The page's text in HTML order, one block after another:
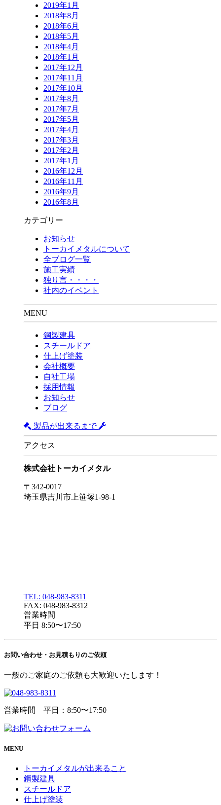
2019年1月
2018年8月
2018年6月
2018年5月
2018年4月
2018年1月
2017年12月
2017年11月
2017年10月
2017年8月
2017年7月
2017年5月
2017年4月
2017年3月
2017年2月
2017年1月
2016年12月
2016年11月
2016年9月
2016年8月
カテゴリー
お知らせ
トーカイメタルについて
全ブログ一覧
施工実績
独り言・・・・
社内のイベント
MENU
鋼製建具
スチールドア
仕上げ塗装
会社概要
自社工場
採用情報
お知らせ
ブログ
製品が出来るまで
アクセス
株式会社トーカイメタル
〒342-0017
埼玉県吉川市上笹塚1-98-1
TEL: 048-983-8311
FAX: 048-983-8312
営業時間
平日 8:50〜17:50
お問い合わせ・ お見積もりのご依頼
一般のご家庭のご依頼も大歓迎いたします！
営業時間 平日：8:50〜17:50
MENU
トーカイメタルが出来ること
鋼製建具
スチールドア
仕上げ塗装